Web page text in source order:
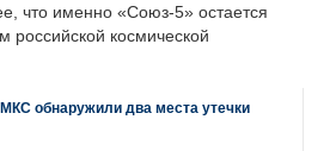
что именно «Союз-5» остается
российской космической
обнаружили два места утечки